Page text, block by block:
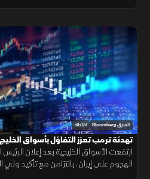
الشرق Bloomberg اقتصاد
تهدئة ترمب تعزز التفاؤل بأسواق
القياديات
ارتفعت الأسواق الخليجية بعد إعلان
الهجوم على إيران، بالتزامن مع تأكيد